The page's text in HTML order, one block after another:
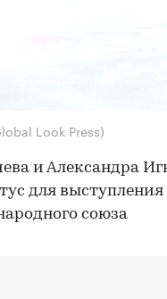
Look Press)
и Александра
для выступления
союза